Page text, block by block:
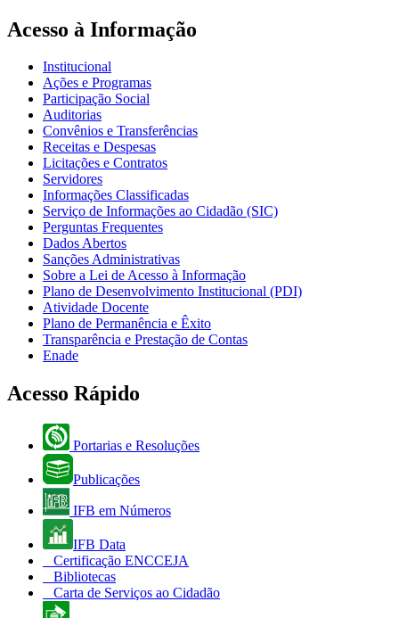
Acesso à Informação
Institucional
Ações e Programas
Participação Social
Auditorias
Convênios e Transferências
Receitas e Despesas
Licitações e Contratos
Servidores
Informações Classificadas
Serviço de Informações ao Cidadão (SIC)
Perguntas Frequentes
Dados Abertos
Sanções Administrativas
Sobre a Lei de Acesso à Informação
Plano de Desenvolvimento Institucional (PDI)
Atividade Docente
Plano de Permanência e Êxito
Transparência e Prestação de Contas
Enade
Acesso Rápido
Portarias e Resoluções
Publicações
IFB em Números
IFB Data
Certificação ENCCEJA
Bibliotecas
Carta de Serviços ao Cidadão